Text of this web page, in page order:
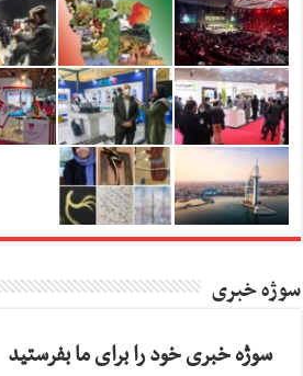
سوژه خبری
سوژه خبری خود را برای ما بفرستید